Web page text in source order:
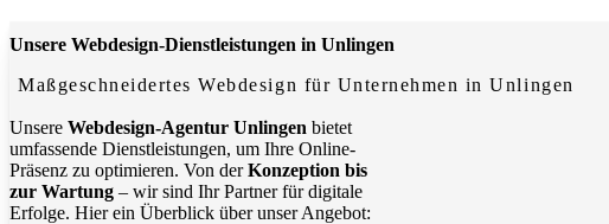
Unsere Webdesign-Dienstleistungen in Unlingen
Maßgeschneidertes Webdesign für Unternehmen in Unlingen
Unsere Webdesign-Agentur Unlingen bietet
umfassende Dienstleistungen, um Ihre Online-
Präsenz zu optimieren. Von derKonzeption bis
zur Wartung – wir sind Ihr Partner für digitale
Erfolge. Hier ein Überblick über unser Angebot: